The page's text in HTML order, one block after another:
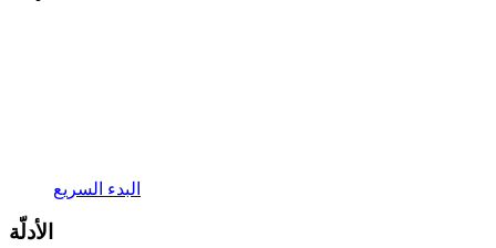
البدء السريع
الأدلّة